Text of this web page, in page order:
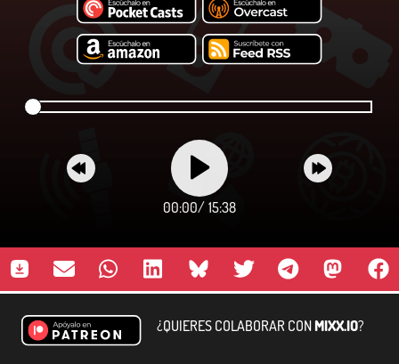
00:00/ 15:38
¿QUIERES COLABORAR CONMIXX.IO?